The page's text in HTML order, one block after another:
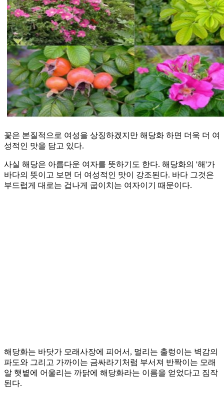
꽃은 본질적으로 여성을 상징하겠지만 해당화 하면 더욱 더 여
성적인 맛을 담고 있다.
사실 해당은 아름다운 여자를 뜻하기도 한다. 해당화의 '해'가
바다의 뜻이고 보면 더 여성적인 맛이 강조된다. 바다 그것은
부드럽게 대로는 겁나게 굽이치는 여자이기 때문이다.
해당화는 바닷가 모래사장에 피어서, 멀리는 출렁이는 벽감의
파도와 그리고 가까이는 금싸라기처럼 부서져 반짝이는 모래
알 햇볕에 어울리는 까닭에 해당화라는 이름을 얻었다고 짐작
된다.